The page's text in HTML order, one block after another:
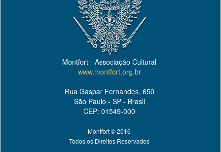
Montfort - Associação Cultural
www.montfort.org.br
Rua Gaspar Fernandes, 650
São Paulo - SP - Brasil
CEP: 01549-000
Montfort © 2016
Todos os Direitos Reservados